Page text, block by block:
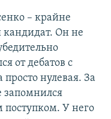
– крайне
кандидат. Он не
от дебатов с
нулевая. За
запомнился
У него